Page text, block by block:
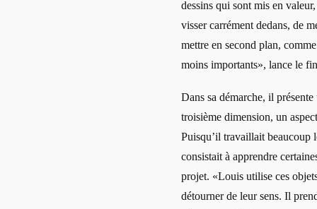
dessins qui sont mis en
visser carrément dedans, de
mettre en second plan,
moins importants», lance le
Dans sa démarche, il
troisième dimension, un
Puisqu’il travaillait beaucoup
consistait à apprendre
projet. «Louis utilise ces
détourner de leur sens. Il